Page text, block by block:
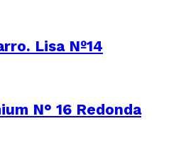
Lisa Nº14
N° 16 Redonda